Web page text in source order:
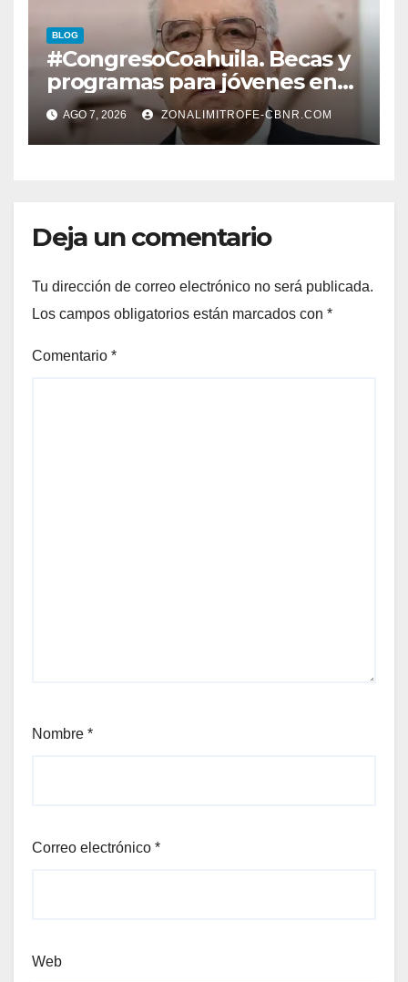
EN CARLOS REAL*
BLOG
#CongresoCoahuila. Becas y
programas para jóvenes en
áreas agropecuarias, plantea
Raúl Onofre
AGO 7, 2026 ZONALIMITROFE-CBNR.COM
Deja un comentario
Tu dirección de correo electrónico no será publicada.
Los campos obligatorios están marcados con *
Comentario *
Nombre *
Correo electrónico *
Web